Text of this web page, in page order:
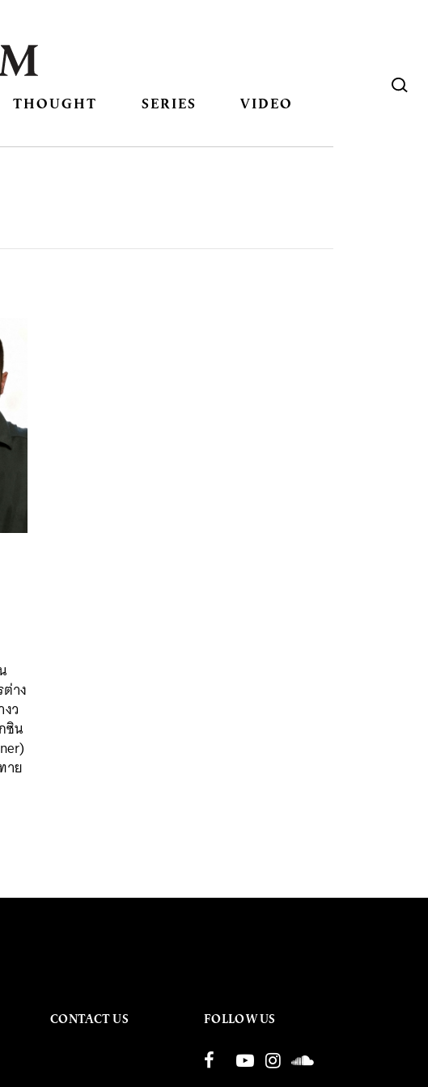
THOUGHT SERIES VIDEO
าง
ว
ซิน
าย
CONTACT US FOLLOW US